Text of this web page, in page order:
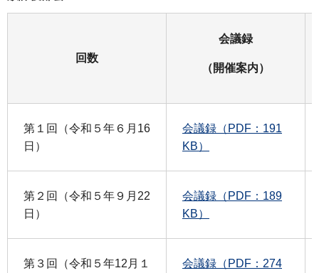
回数
会議録
（開催案内）
第１回（令和５年６月16
日）
会議録（PDF：191
KB）
第２回（令和５年９月22
日）
会議録（PDF：189
KB）
第３回（令和５年12月１
会議録（PDF：274